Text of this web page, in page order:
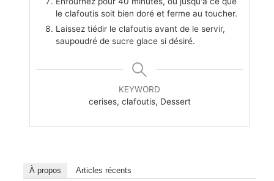
le clafoutis soit bien doré et ferme au toucher.
Laissez tiédir le clafoutis avant de le servir,
saupoudré de sucre glace si désiré.
KEYWORD
cerises, clafoutis, Dessert
À propos Articles récents